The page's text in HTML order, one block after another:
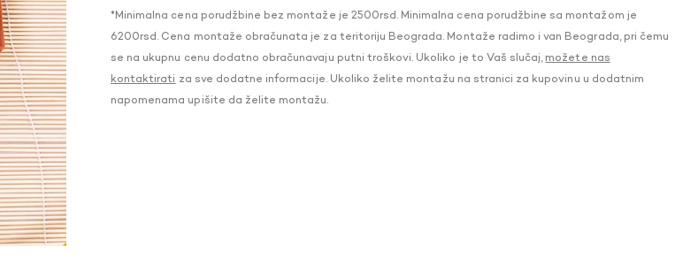
*Minimalna cena porudžbine bez montaže je 2500rsd. Minimalna cena porudžbine sa montažom je
6200rsd. Cena montaže obračunata je za teritoriju Beograda. Montaže radimo i van Beograda, pri čemu
se na ukupnu cenu dodatno obračunavaju putni troškovi. Ukoliko je to Vaš slučaj, možete nas
kontaktirati za sve dodatne informacije. Ukoliko želite montažu na stranici za kupovinu u dodatnim
napomenama upišite da želite montažu.